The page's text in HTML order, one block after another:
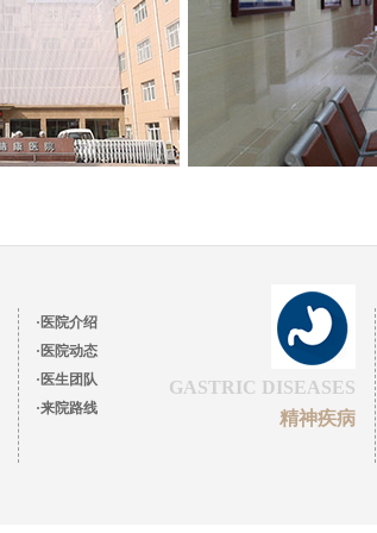
·医院介绍
·医院动态
·医生团队
·来院路线
GASTRIC DISEASES
精神疾病